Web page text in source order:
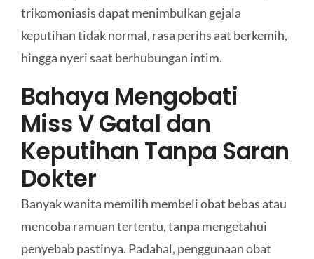
trikomoniasis dapat menimbulkan gejala
keputihan tidak normal, rasa perihs aat berkemih,
hingga nyeri saat berhubungan intim.
Bahaya Mengobati
Miss V Gatal dan
Keputihan Tanpa Saran
Dokter
Banyak wanita memilih membeli obat bebas atau
mencoba ramuan tertentu, tanpa mengetahui
penyebab pastinya. Padahal, penggunaan obat